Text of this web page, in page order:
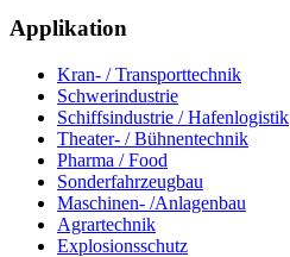
Applikation
Kran- / Transporttechnik
Schwerindustrie
Schiffsindustrie / Hafenlogistik
Theater- / Bühnentechnik
Pharma / Food
Sonderfahrzeugbau
Maschinen- /Anlagenbau
Agrartechnik
Explosionsschutz